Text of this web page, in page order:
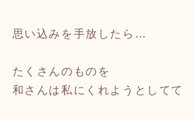
思い込みを手放したら…
たくさんのものを
和さんは私にくれようとしてて